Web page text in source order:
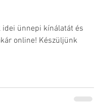
ünnepi kínálatát és
online! Készüljünk